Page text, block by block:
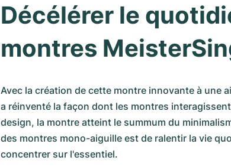
Décélérer le
montres
Avec la création de cette montre innovante à une
a réinventé la façon dont les montres
design, la montre atteint le summum du
des montres mono-aiguille est de ralentir la vie
concentrer sur l'essentiel.